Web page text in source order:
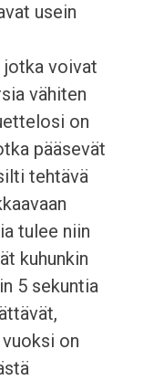
usein
jotka voivat
vähiten
on
pääsevät
tehtävä
tulee niin
kuhunkin
5 sekuntia
on